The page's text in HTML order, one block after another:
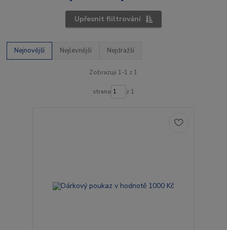
Upřesnit fiiltrování
Nejnovější Nejlevnější Nejdražší
Zobrazuji 1-1 z 1
strana z 1